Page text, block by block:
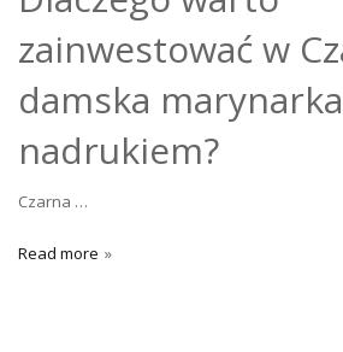
zainwestować w
damska
nadrukiem?
Czarna …
Read more